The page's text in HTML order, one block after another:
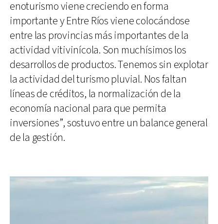
enoturismo viene creciendo en forma
importante y Entre Ríos viene colocándose
entre las provincias más importantes de la
actividad vitivinícola. Son muchísimos los
desarrollos de productos. Tenemos sin explotar
la actividad del turismo pluvial. Nos faltan
líneas de créditos, la normalización de la
economía nacional para que permita
inversiones”, sostuvo entre un balance general
de la gestión.